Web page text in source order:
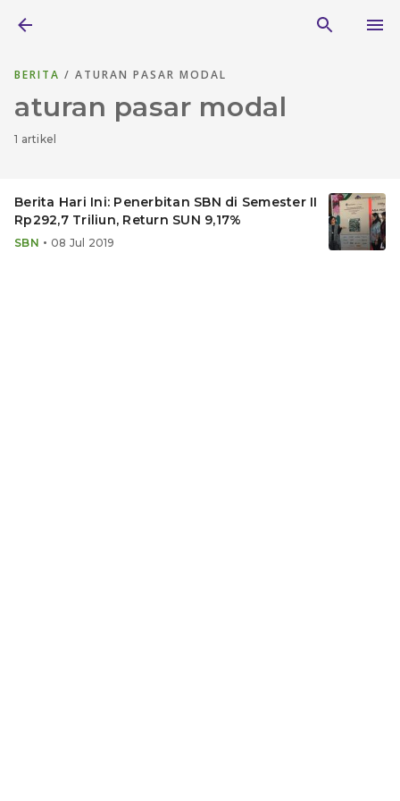
BERITA / ATURAN PASAR MODAL
aturan pasar modal
1 artikel
Berita Hari Ini: Penerbitan SBN di Semester II
Rp292,7 Triliun, Return SUN 9,17%
SBN • 08 Jul 2019